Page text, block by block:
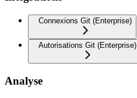
Connexions Git (Enterprise)
Autorisations Git (Enterprise)
Analyse